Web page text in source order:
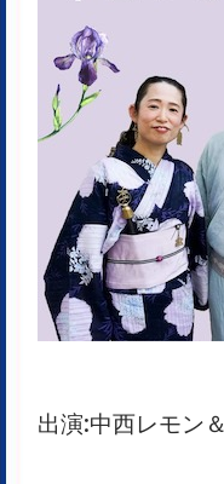
出演:中西レモン